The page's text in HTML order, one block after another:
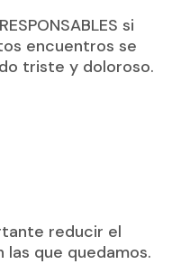
si
encuentros se
triste y doloroso.
reducir el
que quedamos.